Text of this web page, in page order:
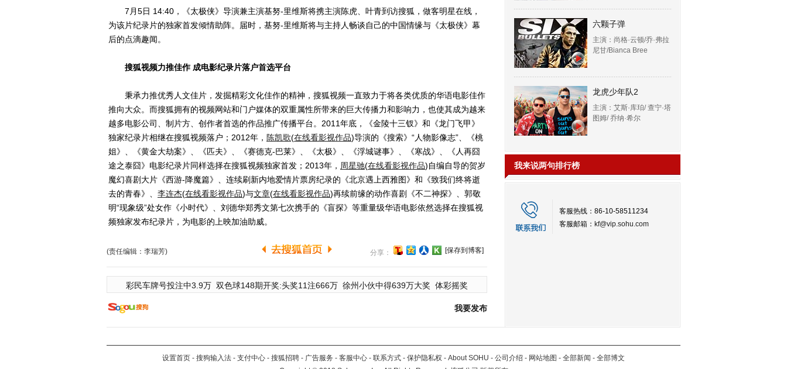
7月5日 14:40，《太极侠》导演兼主演基努-里维斯将携主演陈虎、叶青到访搜狐，做客明星在线，
为该片纪录片的独家首发倾情助阵。届时，基努-里维斯将与主持人畅谈自己的中国情缘与《太极侠》幕
后的点滴趣闻。
搜狐视频力推佳作 成电影纪录片落户首选平台
秉承力推优秀人文佳片，发掘精彩文化佳作的精神，搜狐视频一直致力于将各类优质的华语电影佳作
推向大众。而搜狐拥有的视频网站和门户媒体的双重属性所带来的巨大传播力和影响力，也使其成为越来
越多电影公司、制片方、创作者首选的作品推广传播平台。2011年底，《金陵十三钗》和《龙门飞甲》
独家纪录片相继在搜狐视频落户；2012年， 陈凯歌(在线看影视作品)导演的《搜索》“人物影像志”、《桃
姐》、《黄金大劫案》、《匹夫》、《赛德克-巴莱》、《太极》、《浮城谜事》、《寒战》、《人再囧
途之泰囧》电影纪录片同样选择在搜狐视频独家首发；2013年， 周星驰(在线看影视作品)自编自导的贺岁
魔幻喜剧大片《西游-降魔篇》、连续刷新内地爱情片票房纪录的《北京遇上西雅图》和《致我们终将逝
去的青春》、 李连杰(在线看影视作品)与文章(在线看影视作品)再续前缘的动作喜剧《不二神探》、郭敬
明“现象级”处女作《小时代》、刘德华郑秀文第七次携手的《盲探》等重量级华语电影依然选择在搜狐视
频独家发布纪录片，为电影的上映加油助威。
(责任编辑：李瑞芳) 分享： [保存到博客]
彩民车牌号投注中3.9万 双色球148期开奖:头奖11注666万 徐州小伙中得639万大奖 体彩摇奖
我要发布
六颗子弹
主演：尚格·云顿/乔·弗拉
尼甘/Bianca Bree
龙虎少年队2
主演：艾斯·库珀/ 查宁·塔
图姆/ 乔纳·希尔
我来说两句排行榜
客服热线：86-10-58511234
客服邮箱： kf@vip.sohu.com
设置首页 - 搜狗输入法 - 支付中心 - 搜狐招聘 - 广告服务 - 客服中心 - 联系方式 - 保护隐私权 - About SOHU - 公司介绍 - 网站地图 - 全部新闻 - 全部博文